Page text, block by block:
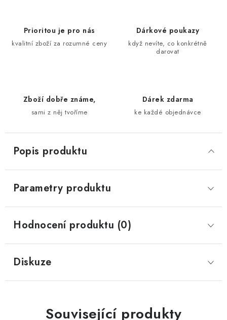
Prioritou je pro nás
kvalitní zboží za rozumné ceny
Dárkové poukazy
když nevíte, co konkrétně
darovat
Zboží dobře známe,
sami z něj tvoříme
Dárek zdarma
ke každé objednávce
Popis produktu
Parametry produktu
Hodnocení produktu (0)
Diskuze
Související produkty